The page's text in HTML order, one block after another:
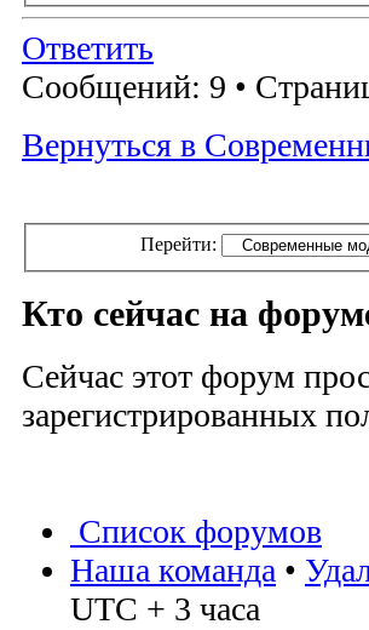
Ответить
Сообщений: 9 •
Вернуться в
Перейти:
Кто сейчас на
Сейчас этот форум
зарегистрированных
Список форумов
Наша команда •
UTC + 3 часа